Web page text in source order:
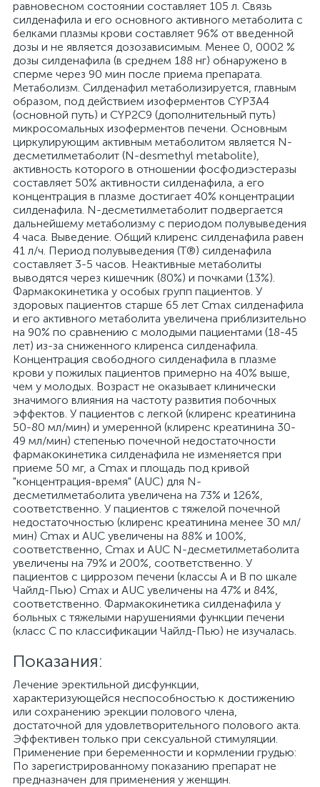
равновесном состоянии составляет 105 л. Связь
силденафила и его основного активного метаболита с
белками плазмы крови составляет 96% от введенной
дозы и не является дозозависимым. Менее 0, 0002 %
дозы силденафила (в среднем 188 нг) обнаружено в
сперме через 90 мин после приема препарата.
Метаболизм. Силденафил метаболизируется, главным
образом, под действием изоферментов CYP3A4
(основной путь) и CYP2C9 (дополнительный путь)
микросомальных изоферментов печени. Основным
циркулирующим активным метаболитом является N-
десметилметаболит (N-desmethyl metabolite),
активность которого в отношении фосфодиэстеразы
составляет 50% активности силденафила, а его
концентрация в плазме достигает 40% концентрации
силденафила. N-десметилметаболит подвергается
дальнейшему метаболизму с периодом полувыведения
4 часа. Выведение. Общий клиренс силденафила равен
41 л/ч. Период полувыведения (T®) силденафила
составляет 3-5 часов. Неактивные метаболиты
выводятся через кишечник (80%) и почками (13%).
Фармакокинетика у особых групп пациентов. У
здоровых пациентов старше 65 лет Cmax силденафила
и его активного метаболита увеличена приблизительно
на 90% по сравнению с молодыми пациентами (18-45
лет) из-за сниженного клиренса силденафила.
Концентрация свободного силденафила в плазме
крови у пожилых пациентов примерно на 40% выше,
чем у молодых. Возраст не оказывает клинически
значимого влияния на частоту развития побочных
эффектов. У пациентов с легкой (клиренс креатинина
50-80 мл/мин) и умеренной (клиренс креатинина 30-
49 мл/мин) степенью почечной недостаточности
фармакокинетика силденафила не изменяется при
приеме 50 мг, а Cmax и площадь под кривой
"концентрация-время" (AUC) для N-
десметилметаболита увеличена на 73% и 126%,
соответственно. У пациентов с тяжелой почечной
недостаточностью (клиренс креатинина менее 30 мл/
мин) Cmax и AUC увеличены на 88% и 100%,
соответственно, Cmax и AUC N-десметилметаболита
увеличены на 79% и 200%, соответственно. У
пациентов с циррозом печени (классы А и В по шкале
Чайлд-Пью) Cmax и AUC увеличены на 47% и 84%,
соответственно. Фармакокинетика силденафила у
больных с тяжелыми нарушениями функции печени
(класс С по классификации Чайлд-Пью) не изучалась.
Показания:
Лечение эректильной дисфункции,
характеризующейся неспособностью к достижению
или сохранению эрекции полового члена,
достаточной для удовлетворительного полового акта.
Эффективен только при сексуальной стимуляции.
Применение при беременности и кормлении грудью:
По зарегистрированному показанию препарат не
предназначен для применения у женщин.